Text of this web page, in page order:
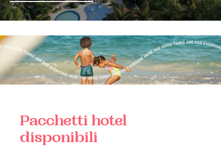
Pacchetti hotel
disponibili